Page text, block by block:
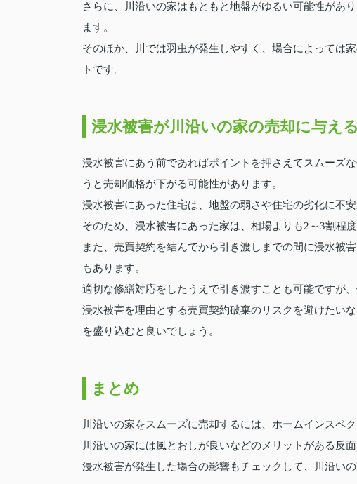
さらに、川沿いの家はもともと地盤がゆるい可能性があ
ます。
そのほか、川では羽虫が発生しやすく、場合によっては
トです。
浸水被害が川沿いの家の売却に与え
浸水被害にあう前であればポイントを押さえてスムーズ
うと売却価格が下がる可能性があります。
浸水被害にあった住宅は、地盤の弱さや住宅の劣化に不
そのため、浸水被害にあった家は、相場よりも2～3割程
また、売買契約を結んでから引き渡しまでの間に浸水被
もあります。
適切な修繕対応をしたうえで引き渡すことも可能ですが
浸水被害を理由とする売買契約破棄のリスクを避けたい
を盛り込むと良いでしょう。
まとめ
川沿いの家をスムーズに売却するには、ホームインスペ
川沿いの家には風とおしが良いなどのメリットがある反
浸水被害が発生した場合の影響もチェックして、川沿い